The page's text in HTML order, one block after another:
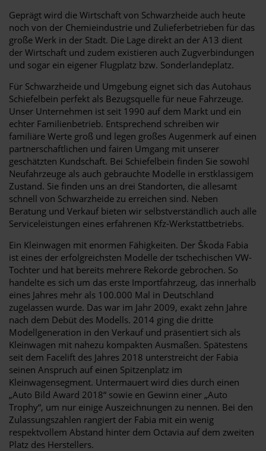
Geprägt wird die Wirtschaft von Schwarzheide auch heute
noch von der Chemieindustrie und Zulieferbetrieben für das
große Werk in der Stadt. Die Lage direkt an der A13 dient
der Wirtschaft und zudem existieren auch Zugverbindungen
und sogar ein eigener Flugplatz bzw. Sonderlandeplatz.
Für Schwarzheide und Umgebung eignet sich das Autohaus
Schiefelbein perfekt als Bezugsquelle für neue Fahrzeuge.
Unser Unternehmen ist seit 1990 auf dem Markt und ein
echter Familienbetrieb. Entsprechend schreiben wir
familiäre Werte groß und legen großes Augenmerk auf einen
partnerschaftlichen und fairen Umgang mit unserer
geschätzten Kundschaft. Bei Schiefelbein finden Sie sowohl
Neufahrzeuge als auch gebrauchte Modelle in erstklassigem
Zustand. Sie finden uns an drei Standorten, die allesamt
schnell von Schwarzheide zu erreichen sind. Neben
Beratung und Verkauf bieten wir selbstverständlich auch alle
Serviceleistungen eines erfahrenen Kfz-Werkstattbetriebs.
Ein Kleinwagen mit enormen Fähigkeiten. Der Škoda Fabia
ist eines der erfolgreichsten Modelle der tschechischen VW-
Tochter und hat bereits mehrere Rekorde gebrochen. So
handelte es sich um das erste Importfahrzeug, das innerhalb
eines Jahres mehr als 100.000 Mal in Deutschland
zugelassen wurde. Das war im Jahr 2009, exakt zehn Jahre
nach dem Debüt des Modells. 2014 ging die dritte
Modellgeneration in den Verkauf und präsentiert sich als
Kleinwagen mit nahezu kompakten Ausmaßen. Spätestens
seit dem Facelift des Jahres 2018 unterstreicht der Fabia
seinen Anspruch auf einen Spitzenplatz im
Kleinwagensegment. Untermauert wird dies durch einen
„Auto Bild Award 2018“ sowie en Gewinn einer „Auto
Trophy“, um nur einige Auszeichnungen zu nennen. Bei den
Zulassungszahlen rangiert der Fabia mit ein wenig
respektvollem Abstand hinter dem Octavia auf dem zweiten
Platz des Herstellers.